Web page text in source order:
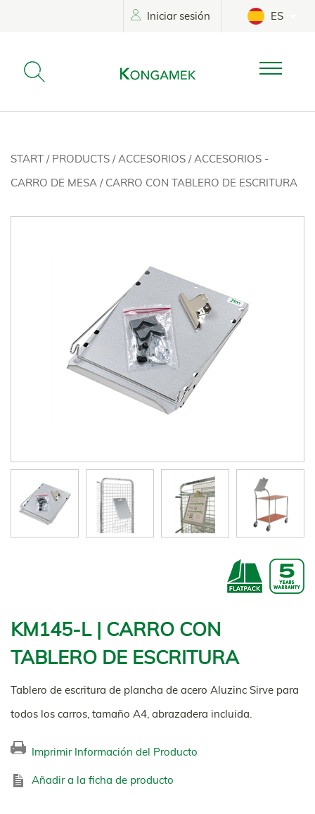
Iniciar sesión ES
START / PRODUCTS /ACCESORIOS /ACCESORIOS -
CARRO DE MESA / CARRO CON TABLERO DE ESCRITURA
KM145-L | CARRO CON
TABLERO DE ESCRITURA
Tablero de escritura de plancha de acero Aluzinc Sirve para
todos los carros, tamaño A4, abrazadera incluida.
Imprimir Información del Producto
Añadir a la ficha de producto